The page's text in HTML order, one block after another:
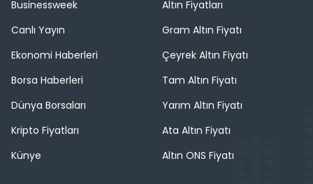
Businessweek
Canlı Yayın
Ekonomi Haberleri
Borsa Haberleri
Dünya Borsaları
Kripto Fiyatları
Künye
Altın Fiyatları
Gram Altın Fiyatı
Çeyrek Altın Fiyatı
Tam Altın Fiyatı
Yarım Altın Fiyatı
Ata Altın Fiyatı
Altın ONS Fiyatı